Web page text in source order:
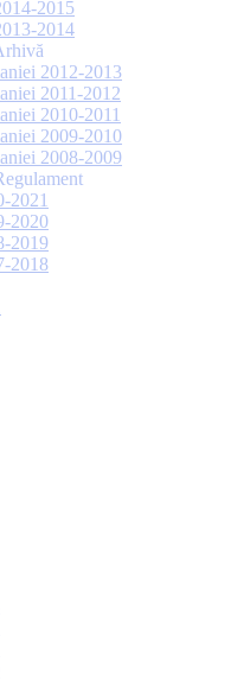
2015
2014
2012-2013
2011-2012
2010-2011
2009-2010
2008-2009
2021
2020
2019
2018